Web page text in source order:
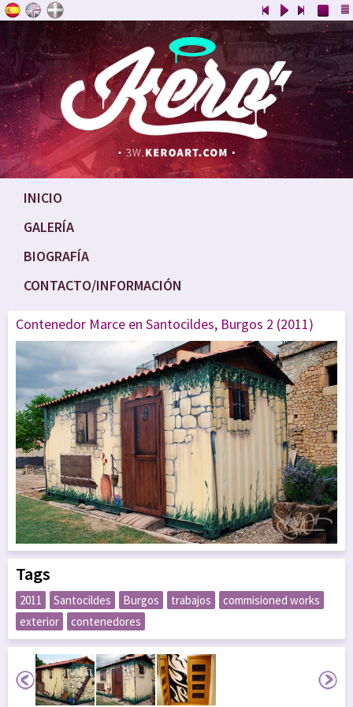
INICIO
GALERÍA
BIOGRAFÍA
CONTACTO/INFORMACIÓN
Contenedor Marce en Santocildes, Burgos 2 (2011)
Tags
2011 Santocildes Burgos trabajos
commisioned works
exterior
contenedores